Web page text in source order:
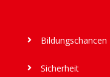
 Bildungschancen
 Sicherheit